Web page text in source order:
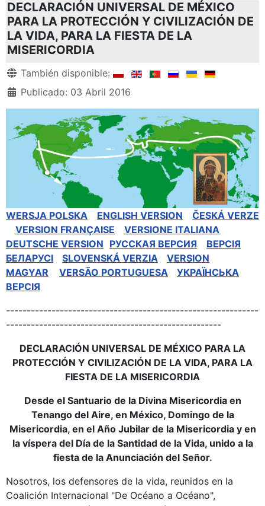
DECLARACIÓN UNIVERSAL DE MÉXICO
PARA LA PROTECCIÓN Y CIVILIZACIÓN DE
LA VIDA, PARA LA FIESTA DE LA
MISERICORDIA
Detalles
También disponible:
Publicado: 03 Abril 2016
WERSJA POLSKA ENGLISH VERSION
ČESKÁ VERZE
VERSION FRANÇAISE
VERSIONE ITALIANA
DEUTSCHE VERSION РУССКАЯ BЕРСИЯ
BEPCIЯ
БЕЛАРУСІ
SLOVENSKÁ VERZIA
VERSION
MAGYAR
VERSÃO PORTUGUESA
УКРАЇНСЬКА
ВЕРСІЯ
-------------------------------------------------------------
----------------------------------------------------
DECLARACIÓN UNIVERSAL DE MÉXICO PARA LA
PROTECCIÓN Y CIVILIZACIÓN DE LA VIDA, PARA LA
FIESTA DE LA MISERICORDIA
Desde el Santuario de la Divina Misericordia en
Tenango del Aire, en México, Domingo de la
Misericordia, en el Año Jubilar de la Misericordia y en
la víspera del Día de la Santidad de la Vida, unido a la
fiesta de la Anunciación del Señor.
Nosotros, los defensores de la vida, reunidos en la
Coalición Internacional "De Océano a Océano",